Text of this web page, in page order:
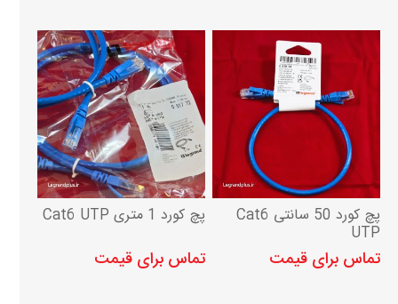
پچ کورد 50 سانتی Cat6
UTP
تماس برای قیمت
پچ کورد 1 متری Cat6 UTP
تماس برای قیمت